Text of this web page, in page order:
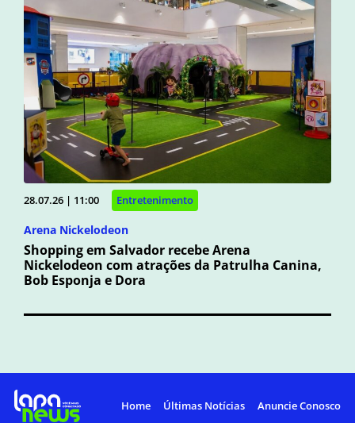
28.07.26 | 11:00 Entretenimento
Arena Nickelodeon
Shopping em Salvador recebe Arena
Nickelodeon com atrações da Patrulha Canina,
Bob Esponja e Dora
Home Últimas Notícias Anuncie Conosco